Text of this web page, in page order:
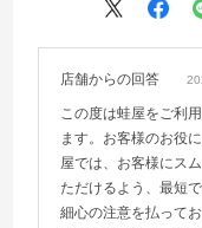
店舗からの回答
この度は蛙屋をご利
ます。お客様のお役
屋では、お客様にス
ただけるよう、最短
細心の注意を払って